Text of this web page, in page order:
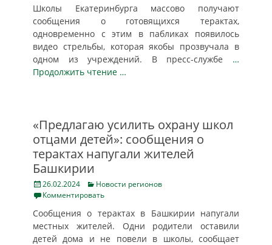
Школы Екатеринбурга массово получают
сообщения о готовящихся терактах,
одновременно с этим в пабликах появилось
видео стрельбы, которая якобы прозвучала в
одном из учреждений. В пресс-службе …
Продолжить чтение …
«Предлагаю усилить охрану школ
отцами детей»: сообщения о
терактах напугали жителей
Башкирии
Posted
on
26.02.2024 Categories
Новости регионов
Комментировать
Сообщения о терактах в Башкирии напугали
местных жителей. Одни родители оставили
детей дома и не повели в школы, сообщает